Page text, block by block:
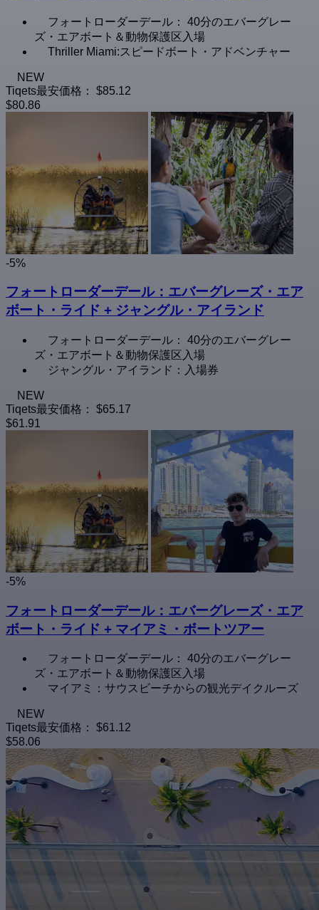
フォートローダーデール： 40分のエバーグレー
ズ・エアボート＆動物保護区入場
Thriller Miami:スピードボート・アドベンチャー
NEW
Tiqets最安価格：
$85.12
$80.86
-5%
フォートローダーデール：エバーグレーズ・エア
ボート・ライド + ジャングル・アイランド
フォートローダーデール： 40分のエバーグレー
ズ・エアボート＆動物保護区入場
ジャングル・アイランド：入場券
NEW
Tiqets最安価格：
$65.17
$61.91
-5%
フォートローダーデール：エバーグレーズ・エア
ボート・ライド + マイアミ・ボートツアー
フォートローダーデール： 40分のエバーグレー
ズ・エアボート＆動物保護区入場
マイアミ：サウスビーチからの観光デイクルーズ
NEW
Tiqets最安価格：
$61.12
$58.06